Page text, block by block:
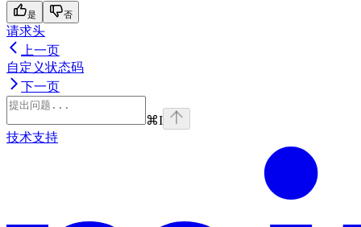
是 否
请求头
上一页
自定义状态码
下一页
⌘I
技术支持